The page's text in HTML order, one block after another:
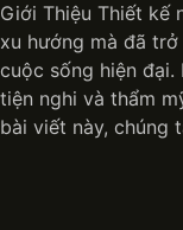
Giới Thiệu Thiết kế
xu hướng mà đã
cuộc sống hiện đại.
tiện nghi và thẩm
bài viết này, chúng